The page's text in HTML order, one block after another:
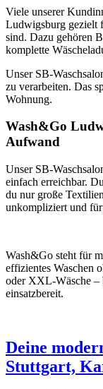
Viele unserer
Ludwigsburg gezielt
sind. Dazu gehören
komplette
Unser SB-
zu verarbeiten. Das
Wohnung.
Wash&Go
Aufwand
Unser SB-
einfach erreichbar.
du nur große
unkompliziert und
Wash&Go steht für
effizientes Waschen
oder XXL-Wäsche –
einsatzbereit.
Deine
Stuttgart,